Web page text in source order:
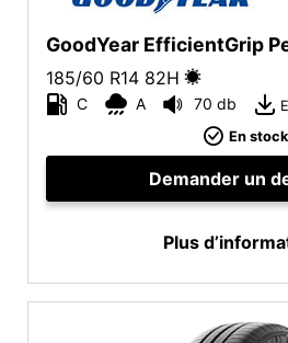
GoodYear EfficientGrip
185/60 R14 82H
C A 70 db
En stock
Demander un
Plus